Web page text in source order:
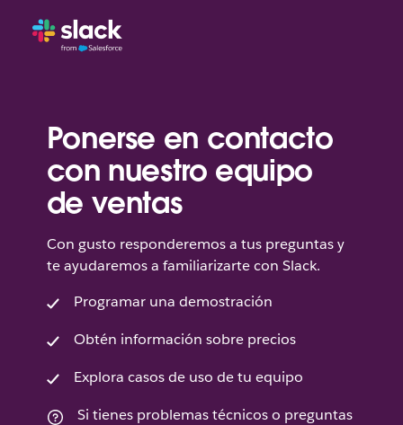
Ponerse en contacto
con nuestro equipo
de ventas
Con gusto responderemos a tus preguntas y
te ayudaremos a familiarizarte con Slack.
Programar una demostración
Obtén información sobre precios
Explora casos de uso de tu equipo
Si tienes problemas técnicos o preguntas